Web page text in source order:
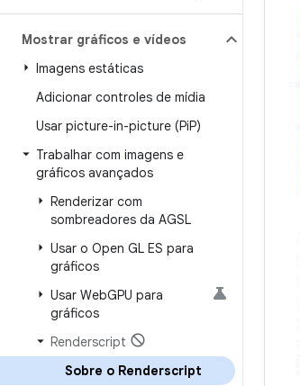
Mostrar gráficos e vídeos
Imagens estáticas
Adicionar controles de mídia
Usar picture-in-picture (PiP)
Trabalhar com imagens e
gráficos avançados
Renderizar com
sombreadores da AGSL
Usar o Open GL ES para
gráficos
Usar WebGPU para
gráficos
Renderscript
Sobre o Renderscript